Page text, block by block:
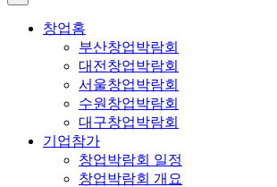
창업홈
부산창업박람회
대전창업박람회
서울창업박람회
수원창업박람회
대구창업박람회
기업참가
창업박람회 일정
창업박람회 개요